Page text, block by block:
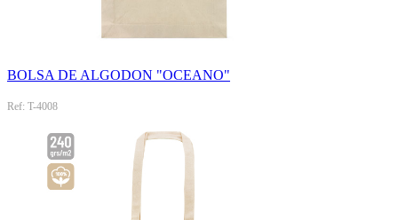
BOLSA DE ALGODON "OCEANO"
Ref: T-4008